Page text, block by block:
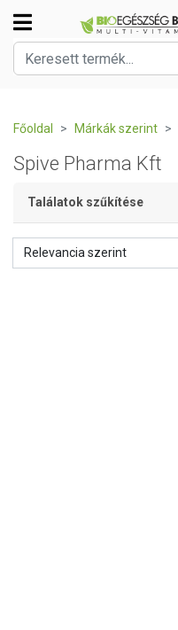
Főoldal Márkák szerint
Spive Pharma Kft
Találatok szűkítése
Relevancia szerint